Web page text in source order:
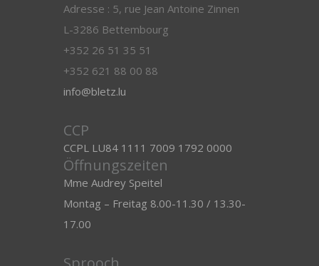
Adresse : 5, rue Jean Antoine Zinnen
L-3286 Bettembourg
+352 26 51 35 51
+352 621 88 00 88
info@bletz.lu
CCP
CCPL LU84 1111 7009 1792 0000
Öffnungszeiten
Mme Audrey Speitel
Montag – Freitag 8.00-11.30 / 13.30-
17.00